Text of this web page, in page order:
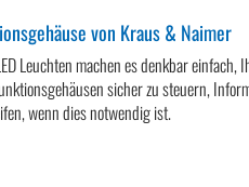
von Kraus & Naimer
Leuchten machen es denkbar einfach,
sicher zu steuern,
wenn dies notwendig ist.